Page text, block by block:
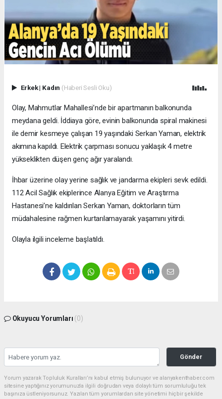
Erkek| Kadın (Haberi Sesli Oku)
Olay, Mahmutlar Mahallesi’nde bir apartmanın balkonunda
meydana geldi. İddiaya göre, evinin balkonunda spiral makinesi
ile demir kesmeye çalışan 19 yaşındaki Serkan Yaman, elektrik
akımına kapıldı. Elektrik çarpması sonucu yaklaşık 4 metre
yükseklikten düşen genç ağır yaralandı.
İhbar üzerine olay yerine sağlık ve jandarma ekipleri sevk edildi.
112 Acil Sağlık ekiplerince Alanya Eğitim ve Araştırma
Hastanesi’ne kaldırılan Serkan Yaman, doktorların tüm
müdahalesine rağmen kurtarılamayarak yaşamını yitirdi.
Olayla ilgili inceleme başlatıldı.
Okuyucu Yorumları (0)
Gönder
Yorum yazarak Topluluk Kuralları’nı kabul etmiş bulunuyor ve alanyakenthaber.com
sitesine yaptığınız yorumunuzla ilgili doğrudan veya dolaylı tüm sorumluluğu tek
başınıza üstleniyorsunuz. Yazılan tüm yorumlardan site yönetimi hiçbir şekilde